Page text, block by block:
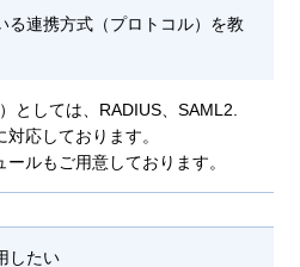
る連携方式（プロトコル）を教
としては、RADIUS、SAML2.
応しております。
ルもご用意しております。
したい